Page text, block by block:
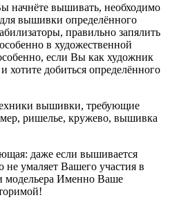
начнёте вышивать, необходимо
вышивки определённого
правильно запялить
в художественной
если Вы как художник
хотите добиться определённого
вышивки, требующие
ришелье, кружево, вышивка
даже если вышивается
не умаляет Вашего участия в
модельера Именно Ваше